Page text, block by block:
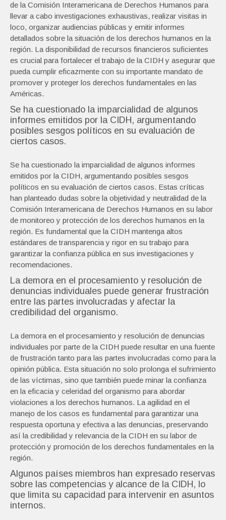
de la Comisión Interamericana de Derechos Humanos para
llevar a cabo investigaciones exhaustivas, realizar visitas in
loco, organizar audiencias públicas y emitir informes
detallados sobre la situación de los derechos humanos en la
región. La disponibilidad de recursos financieros suficientes
es crucial para fortalecer el trabajo de la CIDH y asegurar que
pueda cumplir eficazmente con su importante mandato de
promover y proteger los derechos fundamentales en las
Américas.
Se ha cuestionado la imparcialidad de algunos
informes emitidos por la CIDH, argumentando
posibles sesgos políticos en su evaluación de
ciertos casos.
Se ha cuestionado la imparcialidad de algunos informes
emitidos por la CIDH, argumentando posibles sesgos
políticos en su evaluación de ciertos casos. Estas críticas
han planteado dudas sobre la objetividad y neutralidad de la
Comisión Interamericana de Derechos Humanos en su labor
de monitoreo y protección de los derechos humanos en la
región. Es fundamental que la CIDH mantenga altos
estándares de transparencia y rigor en su trabajo para
garantizar la confianza pública en sus investigaciones y
recomendaciones.
La demora en el procesamiento y resolución de
denuncias individuales puede generar frustración
entre las partes involucradas y afectar la
credibilidad del organismo.
La demora en el procesamiento y resolución de denuncias
individuales por parte de la CIDH puede resultar en una fuente
de frustración tanto para las partes involucradas como para la
opinión pública. Esta situación no solo prolonga el sufrimiento
de las víctimas, sino que también puede minar la confianza
en la eficacia y celeridad del organismo para abordar
violaciones a los derechos humanos. La agilidad en el
manejo de los casos es fundamental para garantizar una
respuesta oportuna y efectiva a las denuncias, preservando
así la credibilidad y relevancia de la CIDH en su labor de
protección y promoción de los derechos fundamentales en la
región.
Algunos países miembros han expresado reservas
sobre las competencias y alcance de la CIDH, lo
que limita su capacidad para intervenir en asuntos
internos.